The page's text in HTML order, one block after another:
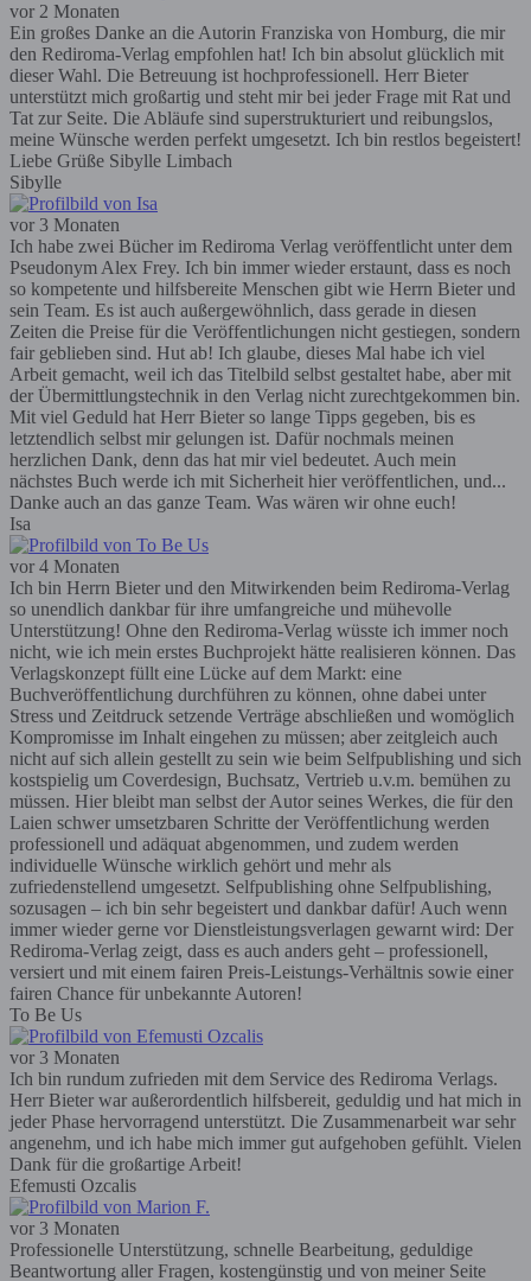
vor 2 Monaten
Ein großes Danke an die Autorin Franziska von Homburg, die mir
den Rediroma-Verlag empfohlen hat! Ich bin absolut glücklich mit
dieser Wahl. Die Betreuung ist hochprofessionell. Herr Bieter
unterstützt mich großartig und steht mir bei jeder Frage mit Rat und
Tat zur Seite. Die Abläufe sind superstrukturiert und reibungslos,
meine Wünsche werden perfekt umgesetzt. Ich bin restlos begeistert!
Liebe Grüße Sibylle Limbach
Sibylle
vor 3 Monaten
Ich habe zwei Bücher im Rediroma Verlag veröffentlicht unter dem
Pseudonym Alex Frey. Ich bin immer wieder erstaunt, dass es noch
so kompetente und hilfsbereite Menschen gibt wie Herrn Bieter und
sein Team. Es ist auch außergewöhnlich, dass gerade in diesen
Zeiten die Preise für die Veröffentlichungen nicht gestiegen, sondern
fair geblieben sind. Hut ab! Ich glaube, dieses Mal habe ich viel
Arbeit gemacht, weil ich das Titelbild selbst gestaltet habe, aber mit
der Übermittlungstechnik in den Verlag nicht zurechtgekommen bin.
Mit viel Geduld hat Herr Bieter so lange Tipps gegeben, bis es
letztendlich selbst mir gelungen ist. Dafür nochmals meinen
herzlichen Dank, denn das hat mir viel bedeutet. Auch mein
nächstes Buch werde ich mit Sicherheit hier veröffentlichen, und...
Danke auch an das ganze Team. Was wären wir ohne euch!
Isa
vor 4 Monaten
Ich bin Herrn Bieter und den Mitwirkenden beim Rediroma-Verlag
so unendlich dankbar für ihre umfangreiche und mühevolle
Unterstützung! Ohne den Rediroma-Verlag wüsste ich immer noch
nicht, wie ich mein erstes Buchprojekt hätte realisieren können. Das
Verlagskonzept füllt eine Lücke auf dem Markt: eine
Buchveröffentlichung durchführen zu können, ohne dabei unter
Stress und Zeitdruck setzende Verträge abschließen und womöglich
Kompromisse im Inhalt eingehen zu müssen; aber zeitgleich auch
nicht auf sich allein gestellt zu sein wie beim Selfpublishing und sich
kostspielig um Coverdesign, Buchsatz, Vertrieb u.v.m. bemühen zu
müssen. Hier bleibt man selbst der Autor seines Werkes, die für den
Laien schwer umsetzbaren Schritte der Veröffentlichung werden
professionell und adäquat abgenommen, und zudem werden
individuelle Wünsche wirklich gehört und mehr als
zufriedenstellend umgesetzt. Selfpublishing ohne Selfpublishing,
sozusagen – ich bin sehr begeistert und dankbar dafür! Auch wenn
immer wieder gerne vor Dienstleistungsverlagen gewarnt wird: Der
Rediroma-Verlag zeigt, dass es auch anders geht – professionell,
versiert und mit einem fairen Preis-Leistungs-Verhältnis sowie einer
fairen Chance für unbekannte Autoren!
To Be Us
vor 3 Monaten
Ich bin rundum zufrieden mit dem Service des Rediroma Verlags.
Herr Bieter war außerordentlich hilfsbereit, geduldig und hat mich in
jeder Phase hervorragend unterstützt. Die Zusammenarbeit war sehr
angenehm, und ich habe mich immer gut aufgehoben gefühlt. Vielen
Dank für die großartige Arbeit!
Efemusti Ozcalis
vor 3 Monaten
Professionelle Unterstützung, schnelle Bearbeitung, geduldige
Beantwortung aller Fragen, kostengünstig und von meiner Seite